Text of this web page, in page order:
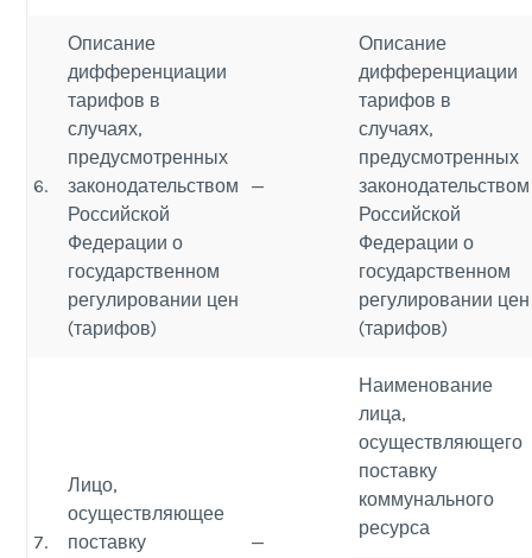
6.
Описание
дифференциации
тарифов в
случаях,
предусмотренных
законодательством
Российской
Федерации о
государственном
регулировании цен
(тарифов)
—
Описание
дифференциации
тарифов в
случаях,
предусмотренных
законодательством
Российской
Федерации о
государственном
регулировании цен
(тарифов)
7.
Лицо,
осуществляющее
поставку
—
Наименование
лица,
осуществляющего
поставку
коммунального
ресурса